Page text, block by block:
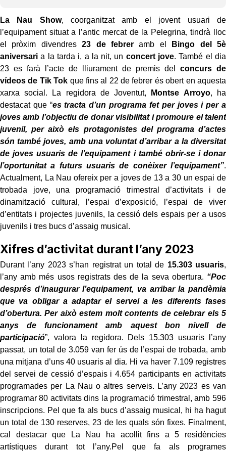
La Nau Show, coorganitzat amb el jovent usuari de
l’equipament situat a l’antic mercat de la Pelegrina, tindrà lloc
el pròxim divendres23 de febreramb el
Bingo del 5è
aniversaria la tarda i, a la nit, un concert jove. També el dia
23 es farà l’acte de lliurament de premis del
concurs de
vídeos de Tik Tok que fins al 22 de febrer és obert en aquesta
xarxa social. La regidora de Joventut,
Montse Arroyo, ha
destacat que “es tracta d’un programa fet per joves i per a
joves amb l’objectiu de donar visibilitat i promoure el talent
juvenil, per això els protagonistes del programa d’actes
són també joves, amb una voluntat d’arribar a la diversitat
de joves usuaris de l’equipament i també obrir-se i donar
l’oportunitat a futurs usuaris de conèixer l’equipament”.
Actualment, La Nau ofereix per a joves de 13 a 30 un espai de
trobada jove, una programació trimestral d’activitats i de
dinamització cultural, l’espai d’exposició, l’espai de viver
d’entitats i projectes juvenils, la cessió dels espais per a usos
juvenils i tres bucs d’assaig musical.
Xifres d’activitat durant l’any 2023
Durant l’any 2023 s’han registrat un total de 15.303 usuaris,
l’any amb més usos registrats des de la seva obertura. “Poc
després d’inaugurar l’equipament, va arribar la pandèmia
que va obligar a adaptar el servei a les diferents fases
d’obertura. Per això estem molt contents de celebrar els 5
anys de funcionament amb aquest bon nivell de
participació”, valora la regidora. Dels 15.303 usuaris l’any
passat, un total de 3.059 van fer ús de l’espai de trobada, amb
una mitjana d’uns 40 usuaris al dia. Hi va haver 7.109 registres
del servei de cessió d’espais i 4.654 participants en activitats
programades per La Nau o altres serveis. L’any 2023 es van
programar 80 activitats dins la programació trimestral, amb 596
inscripcions. Pel que fa als bucs d’assaig musical, hi ha hagut
un total de 130 reserves, 23 de les quals són fixes. Finalment,
cal destacar que La Nau ha acollit fins a 5 residències
artístiques durant tot l’any.Pel que fa als programes